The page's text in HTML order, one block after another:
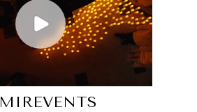
MIREVENTS